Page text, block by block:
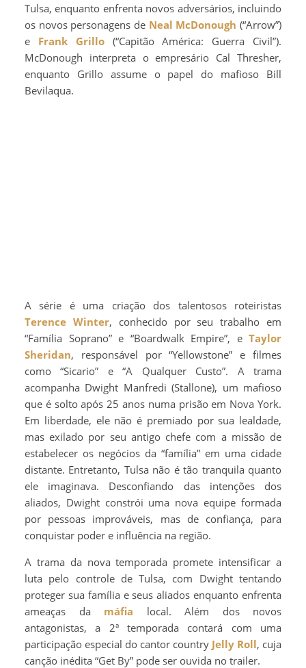
Tulsa, enquanto enfrenta novos adversários, incluindo
os novos personagens de Neal McDonough (“Arrow”)
e Frank Grillo(“Capitão América: Guerra Civil”).
McDonough interpreta o empresário Cal Thresher,
enquanto Grillo assume o papel do mafioso Bill
Bevilaqua.
A série é uma criação dos talentosos roteiristas
Terence Winter, conhecido por seu trabalho em
“Família Soprano” e “Boardwalk Empire”, e Taylor
Sheridan, responsável por “Yellowstone” e filmes
como “Sicario” e “A Qualquer Custo”. A trama
acompanha Dwight Manfredi (Stallone), um mafioso
que é solto após 25 anos numa prisão em Nova York.
Em liberdade, ele não é premiado por sua lealdade,
mas exilado por seu antigo chefe com a missão de
estabelecer os negócios da “família” em uma cidade
distante. Entretanto, Tulsa não é tão tranquila quanto
ele imaginava. Desconfiando das intenções dos
aliados, Dwight constrói uma nova equipe formada
por pessoas improváveis, mas de confiança, para
conquistar poder e influência na região.
A trama da nova temporada promete intensificar a
luta pelo controle de Tulsa, com Dwight tentando
proteger sua família e seus aliados enquanto enfrenta
ameaças da máfia local. Além dos novos
antagonistas, a 2ª temporada contará com uma
participação especial do cantor country Jelly Roll, cuja
canção inédita “Get By” pode ser ouvida no trailer.